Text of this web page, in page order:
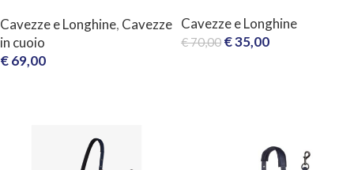
Cavezze e Longhine, Cavezze
in cuoio
€69,00
Cavezze e Longhine
€70,00 €35,00